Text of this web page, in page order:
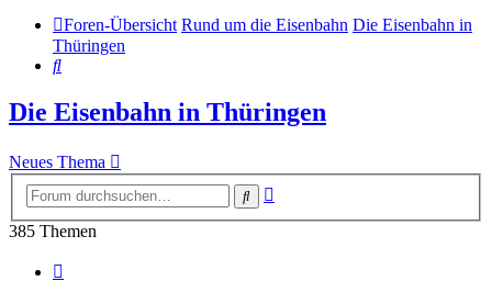
Foren-Übersicht Rund um die Eisenbahn Die Eisenbahn in
Thüringen
Suche
Die Eisenbahn in Thüringen
Neues Thema
Suche
385 Themen